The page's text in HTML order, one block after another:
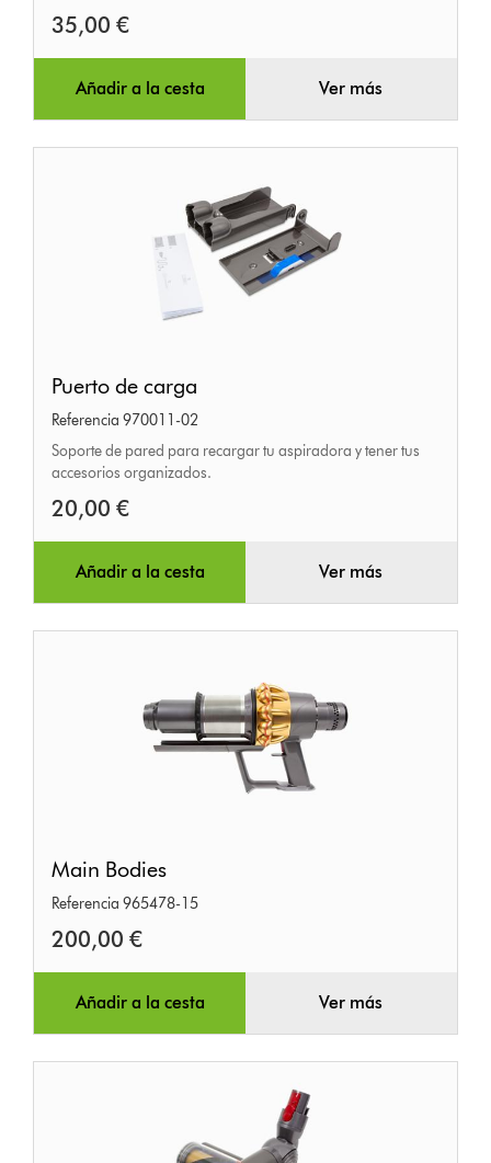
Fluffy
35,00 €
Añadir a la cesta Ver más
de
carga
Puerto de carga
Referencia 970011-02
Soporte de pared para recargar tu aspiradora y tener tus
accesorios organizados.
20,00 €
Añadir a la cesta Ver más
Bodies
Main Bodies
Referencia 965478-15
200,00 €
Añadir a la cesta Ver más